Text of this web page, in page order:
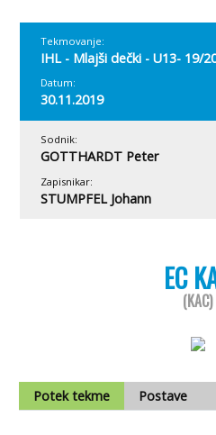
Tekmovanje:
IHL - Mlajši dečki - U13- 19/
Datum:
30.11.2019
Sodnik:
GOTTHARDT Peter
Zapisnikar:
STUMPFEL Johann
EC
(KAC)
Potek tekme Postave